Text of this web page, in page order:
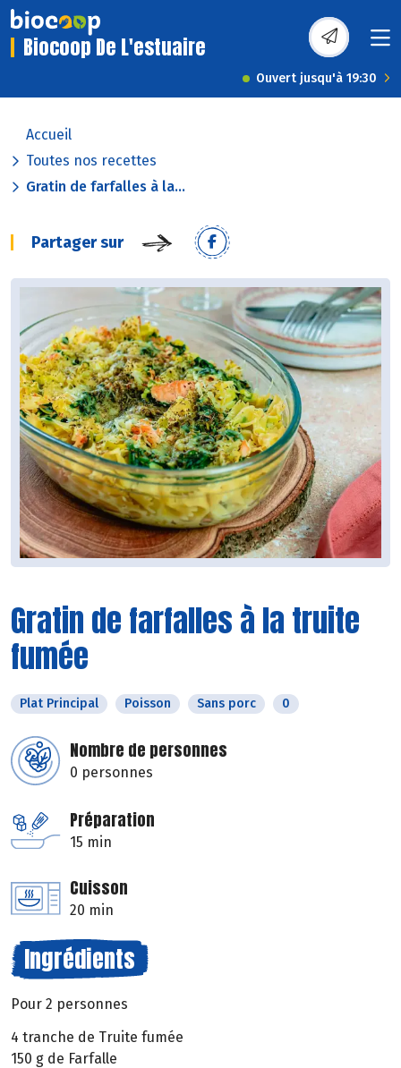
Biocoop De L'estuaire
Ouvert jusqu'à 19:30
Accueil
Toutes nos recettes
Gratin de farfalles à la...
Partager sur
Gratin de farfalles à la truite
fumée
Plat Principal Poisson Sans porc 0
Nombre de personnes
0 personnes
Préparation
15 min
Cuisson
20 min
Ingrédients
Pour 2 personnes
4 tranche de Truite fumée
150 g de Farfalle